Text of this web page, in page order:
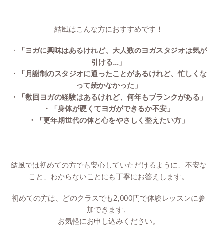
結風はこんな方におすすめです！
・「ヨガに興味はあるけれど、大人数のヨガスタジオは気が
引ける…」
・「月謝制のスタジオに通ったことがあるけれど、忙しくな
って続かなかった」
・「数回ヨガの経験はあるけれど、何年もブランクがある」
・「身体が硬くてヨガができるか不安」
・「更年期世代の体と心をやさしく整えたい方」
結風では初めての方でも安心していただけるように、不安な
こと、わからないことにも丁寧にお答えします。
初めての方は、どのクラスでも2,000円で体験レッスンに参
加できます。
お気軽にお申し込みください。